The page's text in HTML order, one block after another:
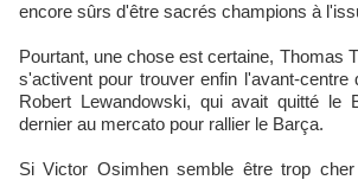
encore sûrs d'être sacrés champions à
Pourtant, une chose est certaine, Thomas
s'activent pour trouver enfin l'avant-centre
Robert Lewandowski, qui avait quitté le
dernier au mercato pour rallier le Barça.
Si Victor Osimhen semble être trop